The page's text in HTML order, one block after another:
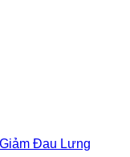
Đau Lưng